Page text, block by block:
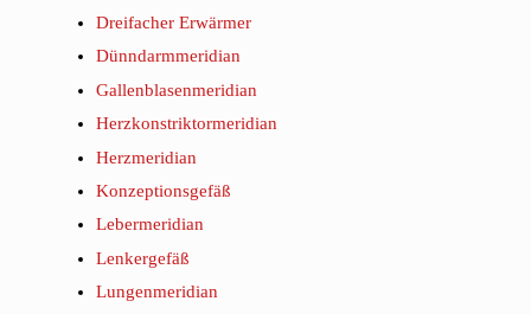
Dreifacher Erwärmer
Dünndarmmeridian
Gallenblasenmeridian
Herzkonstriktormeridian
Herzmeridian
Konzeptionsgefäß
Lebermeridian
Lenkergefäß
Lungenmeridian